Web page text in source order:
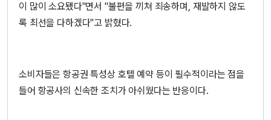
이 많이 소요됐다"면서 "불편을 끼쳐 죄송하며, 재발하지 않도
록 최선을 다하겠다"고 밝혔다.
소비자들은 항공권 특성상 호텔 예약 등이 필수적이라는 점을
들어 항공사의 신속한 조치가 아쉬웠다는 반응이다.